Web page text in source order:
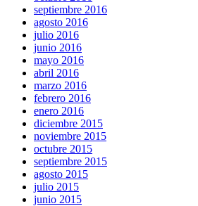
septiembre 2016
agosto 2016
julio 2016
junio 2016
mayo 2016
abril 2016
marzo 2016
febrero 2016
enero 2016
diciembre 2015
noviembre 2015
octubre 2015
septiembre 2015
agosto 2015
julio 2015
junio 2015